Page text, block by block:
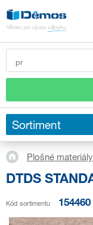
Sortiment
Plošné materiály
DTDS
Kód sortimentu 154460